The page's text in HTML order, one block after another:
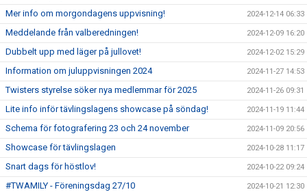
Mer info om morgondagens uppvisning! 2024-12-14 06:33
Meddelande från valberedningen! 2024-12-09 16:20
Dubbelt upp med läger på jullovet! 2024-12-02 15:29
Information om juluppvisningen 2024 2024-11-27 14:53
Twisters styrelse söker nya medlemmar för 2025 2024-11-26 09:31
Lite info inför tävlingslagens showcase på söndag! 2024-11-19 11:44
Schema för fotografering 23 och 24 november 2024-11-09 20:56
Showcase för tävlingslagen 2024-10-28 11:17
Snart dags för höstlov! 2024-10-22 09:24
#TWAMILY - Föreningsdag 27/10 2024-10-21 12:30